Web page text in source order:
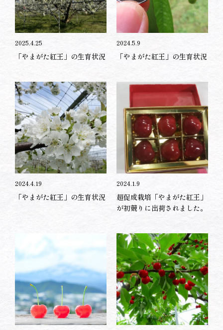
2025.4.25
「やまがた紅王」の生育状況
2024.5.9
「やまがた紅王」の生育状況
2024.4.19
「やまがた紅王」の生育状況
2024.1.9
超促成栽培「やまがた紅王」
が初競りに出荷されました。